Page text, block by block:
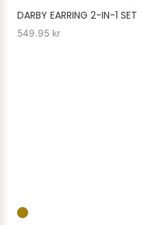
DARBY EARRING 2-IN-1 SET
549.95 kr